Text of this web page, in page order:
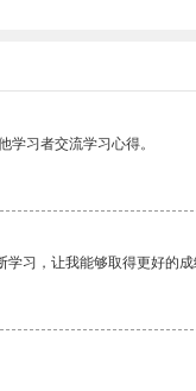
学习者交流学习心得。
习，让我能够取得更好的成